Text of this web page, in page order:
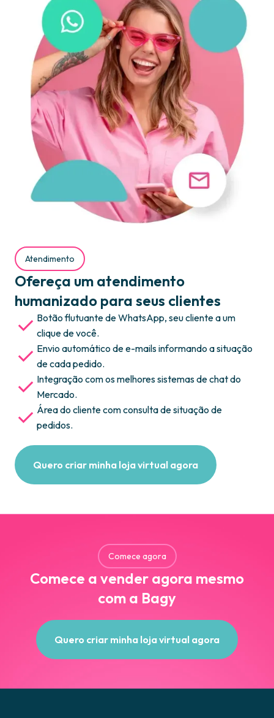
Atendimento
Ofereça um atendimento
humanizado para seus clientes
Botão flutuante de WhatsApp, seu cliente a um
clique de você.
Envio automático de e-mails informando a situação
de cada pedido.
Integração com os melhores sistemas de chat do
Mercado.
Área do cliente com consulta de situação de
pedidos.
Quero criar minha loja virtual agora
Comece agora
Comece a vender agora mesmo
com a Bagy
Quero criar minha loja virtual agora